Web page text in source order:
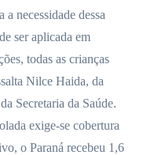
necessidade dessa
ser aplicada em
todas as crianças
Nilce Haida, da
Secretaria da Saúde.
exige-se cobertura
o Paraná recebeu 1,6